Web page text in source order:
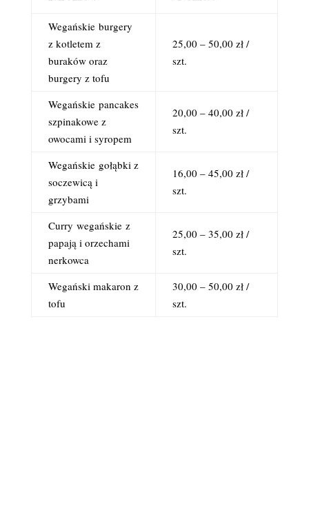
Wegańskieburgery
z kotletem z
buraków oraz
burgery z tofu
25,00 – 50,00 zł /
szt.
Wegańskiepancakes
szpinakowe z
owocami i syropem
20,00 – 40,00 zł /
szt.
Wegańskiegołąbki z
soczewicą i
grzybami
16,00 – 45,00 zł /
szt.
Curry wegańskiez
papają i orzechami
nerkowca
25,00 – 35,00 zł /
szt.
Wegański makaron z
tofu
30,00 – 50,00 zł /
szt.